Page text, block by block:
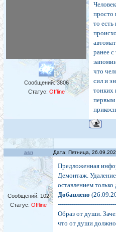
Сообщений:3806
Статус: Offline
просто
то есть
ранее
что
сил и
тонких
первым
asn Дата: Пятница,
Сообщений: 102
Статус: Offline
Предложенная
Демонтаж. Удаление
оставлением
Добавлено
Образ от души.
что от души